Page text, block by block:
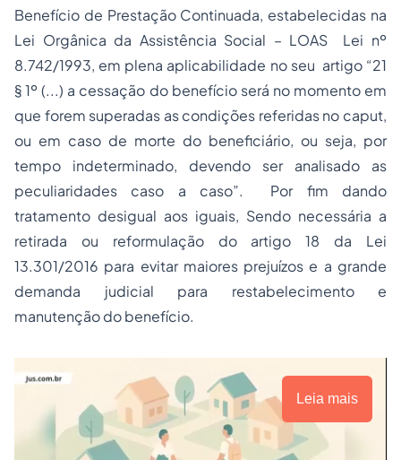
Benefício de Prestação Continuada, estabelecidas na
Lei Orgânica da Assistência Social – LOAS Lei nº
8.742/1993, em plena aplicabilidade no seu artigo “21
§ 1º (...) a cessação do benefício será no momento em
que forem superadas as condições referidas no caput,
ou em caso de morte do beneficiário, ou seja, por
tempo indeterminado, devendo ser analisado as
peculiaridades caso a caso”. Por fim dando
tratamento desigual aos iguais, Sendo necessária a
retirada ou reformulação do artigo 18 da Lei
13.301/2016 para evitar maiores prejuízos e a grande
demanda judicial para restabelecimento e
manutenção do benefício.
Leia mais